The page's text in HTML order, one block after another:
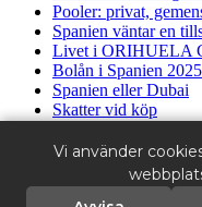
Pooler: privat,
Spanien väntar en
Livet i ORIHUELA
Bolån i Spanien
Spanien eller Dubai
Skatter vid köp
Granfield Estate ™ (2016
Alicante, Torrevieja,
Licens nr RAICV1663 -
Vi använder